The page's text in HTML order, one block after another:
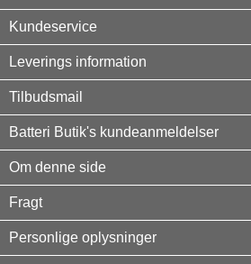
Kundeservice
Leverings information
Tilbudsmail
Batteri Butik's kundeanmeldelser
Om denne side
Fragt
Personlige oplysninger